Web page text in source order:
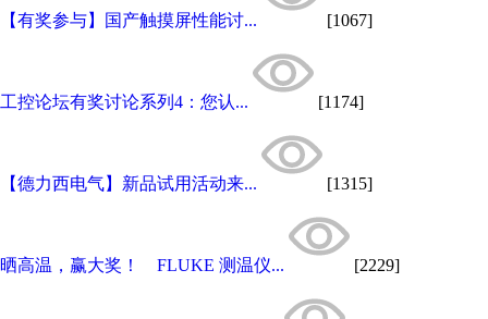
【有奖参与】国产触摸屏性能讨... [1067]
工控论坛有奖讨论系列4：您认... [1174]
【德力西电气】新品试用活动来... [1315]
晒高温，赢大奖！ FLUKE 测温仪... [2229]